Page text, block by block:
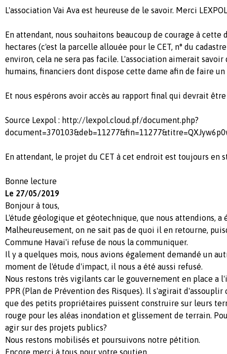
L'association Vai Ava est heureuse de le savoir. Merci
En attendant, nous souhaitons beaucoup de courage à cette
hectares (c'est la parcelle allouée pour le CET, n° du
environ, cela ne sera pas facile. L'association aimerait
humains, financiers dont dispose cette dame afin de faire
Et nous espérons avoir accès au rapport final qui devrait
Source Lexpol : http://lexpol.cloud.pf/document.php?
En attendant, le projet du CET à cet endroit est toujours en
Bonne lecture
Le 27/05/2019
Bonjour à tous,
L'étude géologique et géotechnique, que nous attendions, a
Malheureusement, on ne sait pas de quoi il en retourne,
Commune Havai'i refuse de nous la communiquer.
Il y a quelques mois, nous avions également demandé un
moment de l'étude d'impact, il nous a été aussi refusé.
Nous restons très vigilants car le gouvernement en place a
PPR (Plan de Prévention des Risques). Il s'agirait d'assouplir
que des petits propriétaires puissent construire sur leurs
rouge pour les aléas inondation et glissement de terrain.
agir sur des projets publics?
Nous restons mobilisés et poursuivons notre pétition.
Encore merci à tous pour votre soutien